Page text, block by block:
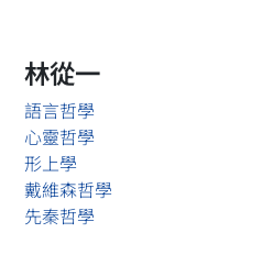
林從一
語言哲學
心靈哲學
形上學
戴維森哲學
先秦哲學